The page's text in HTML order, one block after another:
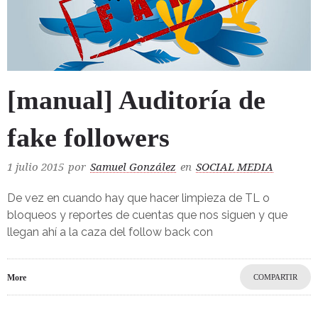
[manual] Auditoría de
fake followers
1 julio 2015 por Samuel González en SOCIAL MEDIA
De vez en cuando hay que hacer limpieza de TL o
bloqueos y reportes de cuentas que nos siguen y que
llegan ahí a la caza del follow back con
More COMPARTIR